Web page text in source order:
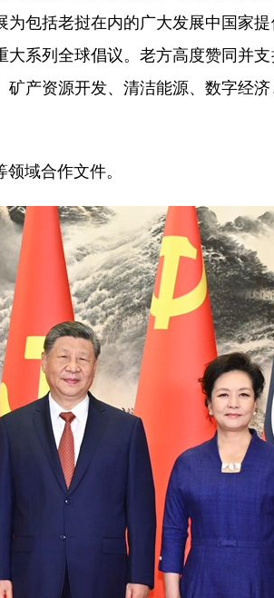
包括老挝在内的广大发展中国家
系列全球倡议。老方高度赞同并
产资源开发、清洁能源、数字经
域合作文件。